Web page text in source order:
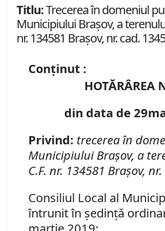
Titlu:Trecerea în domeniul
Municipiului Braşov, a
nr. 134581 Braşov, nr. cad.
Conținut :
HOTĂRÂREA
din data de
Privind: trecerea în
Municipiului Braşov, a
C.F. nr. 134581 Braşov,
Consiliul Local al
întrunit în şedinţă